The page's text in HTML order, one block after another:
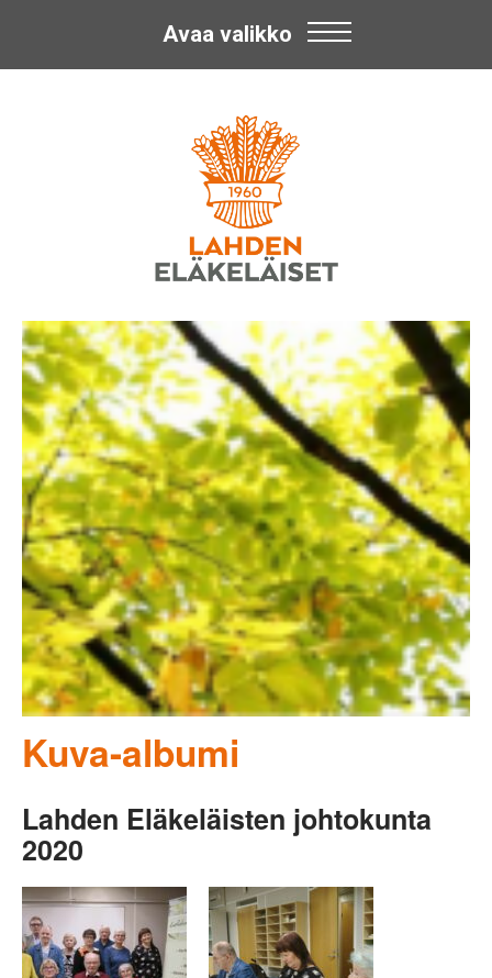
Eläkeläiset
ry
Lahden
Eläkeläiset
toiminnasta.
Avaa valikko
Kuva-albumi
Lahden Eläkeläisten johtokunta
2020